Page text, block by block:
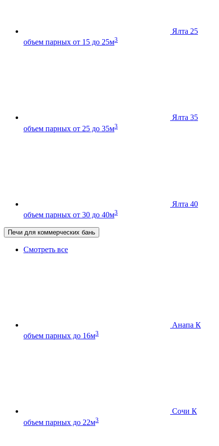
Ялта 25
объем парных от 15 до 25м3
Ялта 35
объем парных от 25 до 35м3
Ялта 40
объем парных от 30 до 40м3
Печи для коммерческих бань
Смотреть все
Анапа К
объем парных до 16м3
Сочи К
объем парных до 22м3